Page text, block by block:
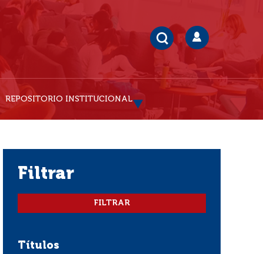
REPOSITORIO INSTITUCIONAL
filtrar
Títulos